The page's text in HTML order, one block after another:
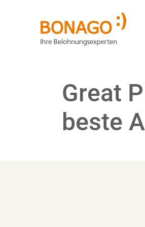
Great
beste